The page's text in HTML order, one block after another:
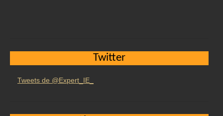
Twitter
Tweets de @Expert_IE_